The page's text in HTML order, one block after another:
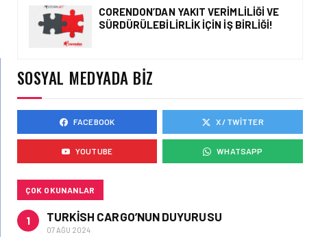
İŞ İLANLARI • 16 MAY 2026
EMIRATES AĞUSTOS’TA
CORENDON’DAN YAKIT VERIMLILIĞI VE
SÜRDÜRÜLEBILIRLIK IÇIN İŞ BIRLIĞI!
SOSYAL MEDYADA BIZ
FACEBOOK X / TWITTER
YOUTUBE WHATSAPP
ÇOK OKUNANLAR
1 TURKISH CARGO’NUN DUYURUSU
07 AĞU 2024